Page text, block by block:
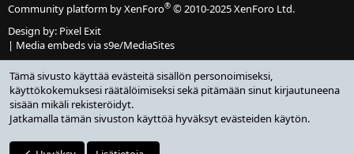
Community platform by XenForo® © 2010-2025 XenForo Ltd.
Design by: Pixel Exit
| Media embeds via s9e/MediaSites
Tämä sivusto käyttää evästeitä sisällön personoimiseksi,
käyttökokemuksesi räätälöimiseksi sekä pitämään sinut kirjautuneena
sisään mikäli rekisteröidyt.
Jatkamalla tämän sivuston käyttöä hyväksyt evästeiden käytön.